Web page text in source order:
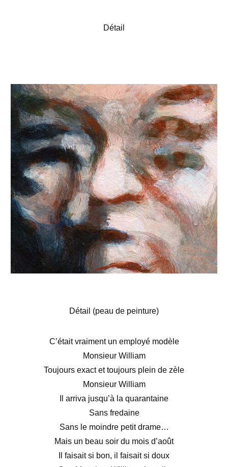
Détail
Détail (peau de peinture)
C’était vraiment un employé modèle
Monsieur William
Toujours exact et toujours plein de zèle
Monsieur William
Il arriva jusqu’à la quarantaine
Sans fredaine
Sans le moindre petit drame…
Mais un beau soir du mois d’août
Il faisait si bon, il faisait si doux